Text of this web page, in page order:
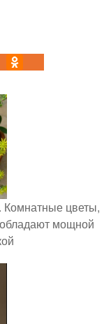
цветы,
мощной